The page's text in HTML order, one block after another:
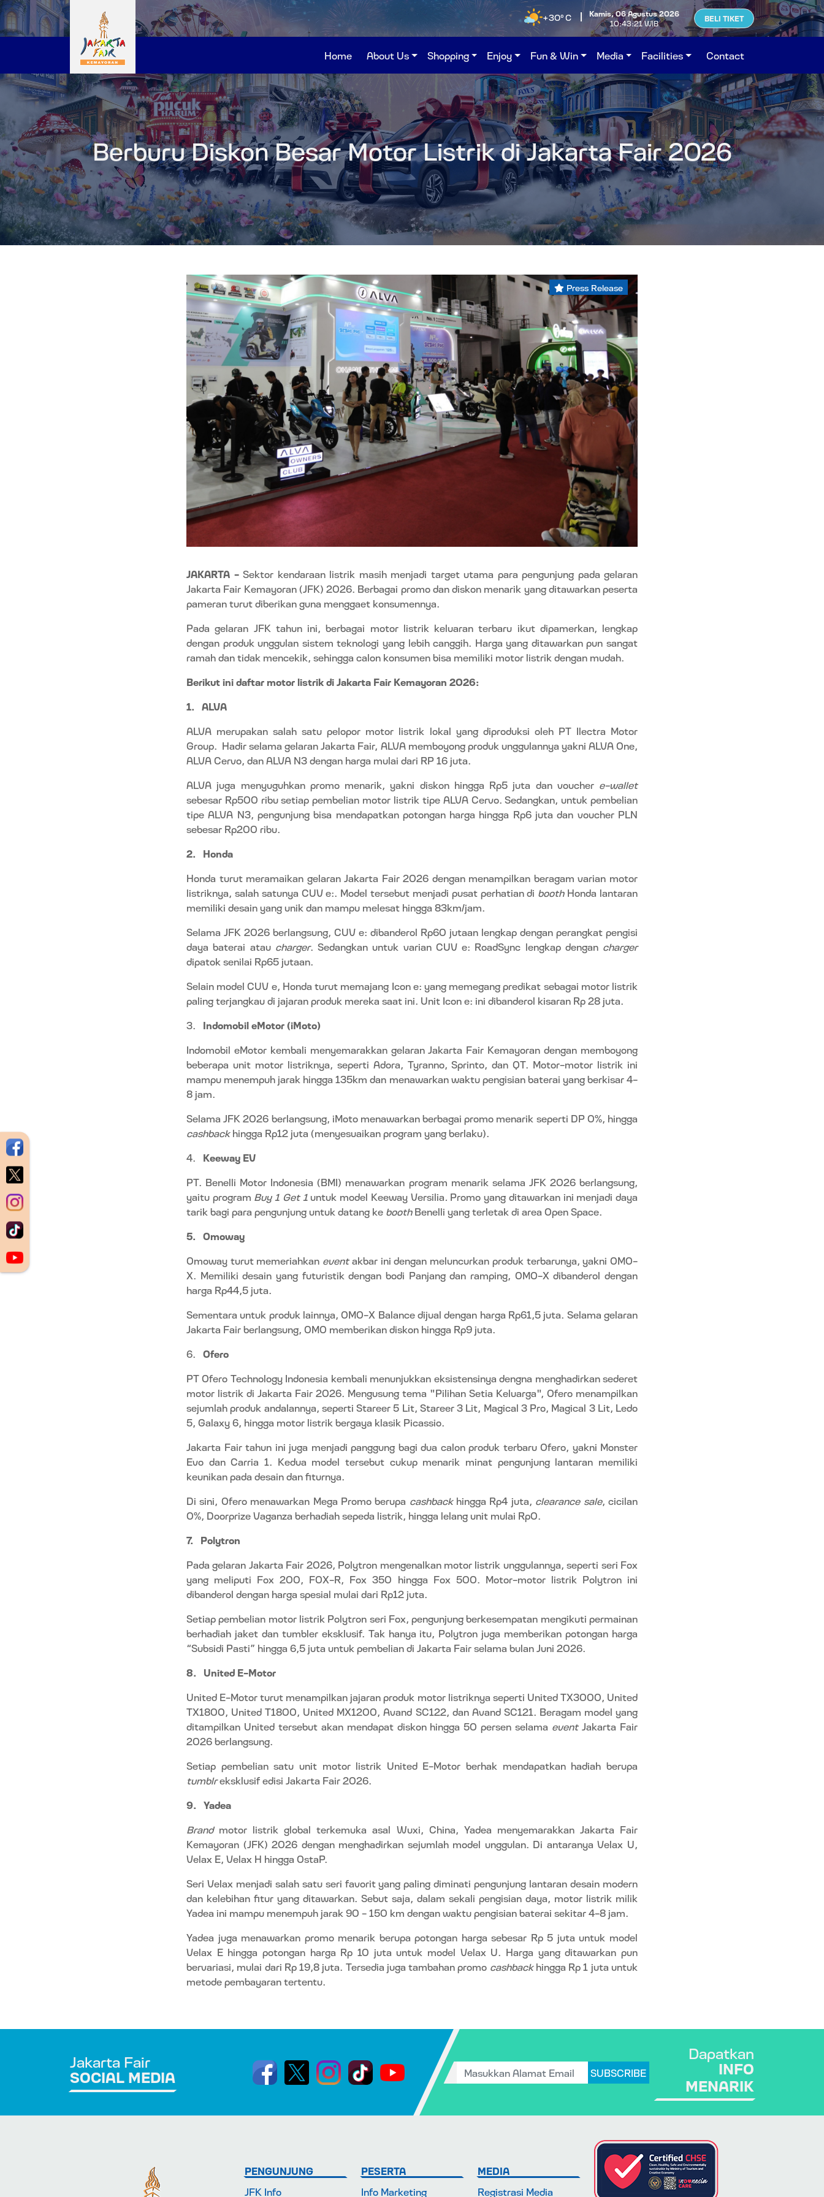
+30°C
Kamis, 06 Agustus 2026
10:43:22 WIB
BELI TIKET
Home About Us Shopping Enjoy Fun & Win Media Facilities Contact
Berburu Diskon Besar Motor Listrik di Jakarta Fair 2026
Press Release
JAKARTA –Sektor kendaraan listrik masih menjadi target utama para pengunjung pada gelaran
Jakarta Fair Kemayoran (JFK) 2026. Berbagai promo dan diskon menarik yang ditawarkan peserta
pameran turut diberikan guna menggaet konsumennya.
Pada gelaran JFK tahun ini, berbagai motor listrik keluaran terbaru ikut dipamerkan, lengkap
dengan produk unggulan sistem teknologi yang lebih canggih. Harga yang ditawarkan pun sangat
ramah dan tidak mencekik, sehingga calon konsumen bisa memiliki motor listrik dengan mudah.
Berikut ini daftar motor listrik di Jakarta Fair Kemayoran 2026:
1.
ALVA
ALVA merupakan salah satu pelopor motor listrik lokal yang diproduksi oleh PT Ilectra Motor
Group. Hadir selama gelaran Jakarta Fair, ALVA memboyong produk unggulannya yakni ALVA One,
ALVA Cervo, dan ALVA N3 dengan harga mulai dari RP 16 juta.
ALVA juga menyuguhkan promo menarik, yakni diskon hingga Rp5 juta dan voucher e-wallet
sebesar Rp500 ribu setiap pembelian motor listrik tipe ALVA Cervo. Sedangkan, untuk pembelian
tipe ALVA N3, pengunjung bisa mendapatkan potongan harga hingga Rp6 juta dan voucher PLN
sebesar Rp200 ribu.
2.
Honda
Honda turut meramaikan gelaran Jakarta Fair 2026 dengan menampilkan beragam varian motor
listriknya, salah satunya CUV e:. Model tersebut menjadi pusat perhatian di booth Honda lantaran
memiliki desain yang unik dan mampu melesat hingga 83km/jam.
Selama JFK 2026 berlangsung, CUV e: dibanderol Rp60 jutaan lengkap dengan perangkat pengisi
daya baterai atau charger. Sedangkan untuk varian CUV e: RoadSync lengkap dengan charger
dipatok senilai Rp65 jutaan.
Selain model CUV e, Honda turut memajang Icon e: yang memegang predikat sebagai motor listrik
paling terjangkau di jajaran produk mereka saat ini. Unit Icon e: ini dibanderol kisaran Rp 28 juta.
3.
Indomobil eMotor (iMoto)
Indomobil eMotor kembali menyemarakkan gelaran Jakarta Fair Kemayoran dengan memboyong
beberapa unit motor listriknya, seperti Adora, Tyranno, Sprinto, dan QT. Motor-motor listrik ini
mampu menempuh jarak hingga 135km dan menawarkan waktu pengisian baterai yang berkisar 4-
8 jam.
Selama JFK 2026 berlangsung, iMoto menawarkan berbagai promo menarik seperti DP 0%, hingga
cashbackhingga Rp12 juta (menyesuaikan program yang berlaku).
4.
Keeway EV
PT. Benelli Motor Indonesia (BMI) menawarkan program menarik selama JFK 2026 berlangsung,
yaitu program Buy 1 Get 1untuk model Keeway Versilia. Promo yang ditawarkan ini menjadi daya
tarik bagi para pengunjung untuk datang ke boothBenelli yang terletak di area Open Space.
5.
Omoway
Omoway turut memeriahkan eventakbar ini dengan meluncurkan produk terbarunya, yakni OMO-
X. Memiliki desain yang futuristik dengan bodi Panjang dan ramping, OMO-X dibanderol dengan
harga Rp44,5 juta.
Sementara untuk produk lainnya, OMO-X Balance dijual dengan harga Rp61,5 juta. Selama gelaran
Jakarta Fair berlangsung, OMO memberikan diskon hingga Rp9 juta.
6.
Ofero
PT Ofero Technology Indonesia kembali menunjukkan eksistensinya dengna menghadirkan sederet
motor listrik di Jakarta Fair 2026. Mengusung tema "Pilihan Setia Keluarga", Ofero menampilkan
sejumlah produk andalannya, seperti Stareer 5 Lit, Stareer 3 Lit, Magical 3 Pro, Magical 3 Lit, Ledo
5, Galaxy 6, hingga motor listrik bergaya klasik Picassio.
Jakarta Fair tahun ini juga menjadi panggung bagi dua calon produk terbaru Ofero, yakni Monster
Evo dan Carria 1. Kedua model tersebut cukup menarik minat pengunjung lantaran memiliki
keunikan pada desain dan fiturnya.
Di sini, Ofero menawarkan Mega Promo berupa cashbackhingga Rp4 juta, clearance sale, cicilan
0%, Doorprize Vaganza berhadiah sepeda listrik, hingga lelang unit mulai Rp0.
7.
Polytron
Pada gelaran Jakarta Fair 2026, Polytron mengenalkan motor listrik unggulannya, seperti seri Fox
yang meliputi Fox 200, FOX-R, Fox 350 hingga Fox 500. Motor-motor listrik Polytron ini
dibanderol dengan harga spesial mulai dari Rp12 juta.
Setiap pembelian motor listrik Polytron seri Fox, pengunjung berkesempatan mengikuti permainan
berhadiah jaket dan tumbler eksklusif. Tak hanya itu, Polytron juga memberikan potongan harga
“Subsidi Pasti” hingga 6,5 juta untuk pembelian di Jakarta Fair selama bulan Juni 2026.
8.
United E-Motor
United E-Motor turut menampilkan jajaran produk motor listriknya seperti United TX3000, United
TX1800, United T1800, United MX1200, Avand SC122, dan Avand SC121. Beragam model yang
ditampilkan United tersebut akan mendapat diskon hingga 50 persen selama eventJakarta Fair
2026 berlangsung.
Setiap pembelian satu unit motor listrik United E-Motor berhak mendapatkan hadiah berupa
tumblreksklusif edisi Jakarta Fair 2026.
9.
Yadea
Brandmotor listrik global terkemuka asal Wuxi, China, Yadea menyemarakkan Jakarta Fair
Kemayoran (JFK) 2026 dengan menghadirkan sejumlah model unggulan. Di antaranya Velax U,
Velax E, Velax H hingga OstaP.
Seri Velax menjadi salah satu seri favorit yang paling diminati pengunjung lantaran desain modern
dan kelebihan fitur yang ditawarkan. Sebut saja, dalam sekali pengisian daya, motor listrik milik
Yadea ini mampu menempuh jarak 90 – 150 km dengan waktu pengisian baterai sekitar 4-8 jam.
Yadea juga menawarkan promo menarik berupa potongan harga sebesar Rp 5 juta untuk model
Velax E hingga potongan harga Rp 10 juta untuk model Velax U. Harga yang ditawarkan pun
bervariasi, mulai dari Rp 19,8 juta. Tersedia juga tambahan promo cashbackhingga Rp 1 juta untuk
metode pembayaran tertentu.
Jakarta Fair
SOCIAL MEDIA SUBSCRIBE
Dapatkan
INFO
MENARIK
PENGUNJUNG
JFK Info
PESERTA
Info Marketing
MEDIA
Registrasi Media